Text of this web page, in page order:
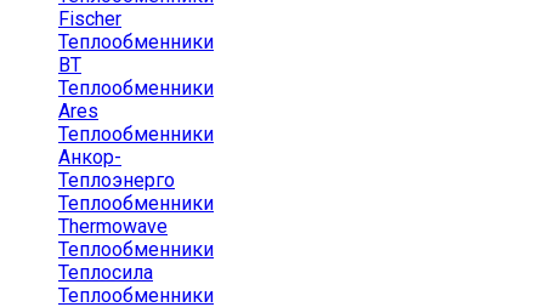
Fischer
Теплообменники
ВТ
Теплообменники
Ares
Теплообменники
Анкор-
Теплоэнерго
Теплообменники
Thermowave
Теплообменники
Теплосила
Теплообменники